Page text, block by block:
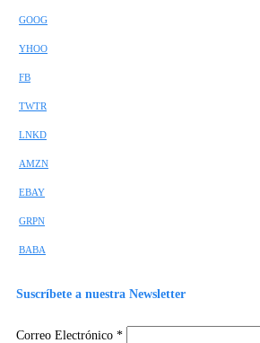
GOOG
YHOO
FB
TWTR
LNKD
AMZN
EBAY
GRPN
BABA
Suscríbete a nuestra Newsletter
Correo Electrónico *